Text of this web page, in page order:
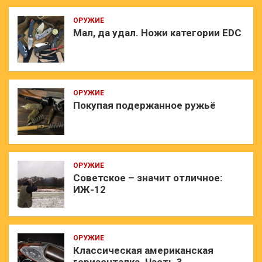
ОРУЖИЕ
Мал, да удал. Ножи категории EDC
ОРУЖИЕ
Покупая подержанное ружьё
ОРУЖИЕ
Советское – значит отличное:
ИЖ-12
ОРУЖИЕ
Классическая американская